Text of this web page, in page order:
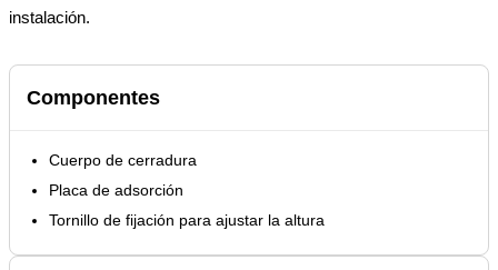
instalación.
Componentes
Cuerpo de cerradura
Placa de adsorción
Tornillo de fijación para ajustar la altura